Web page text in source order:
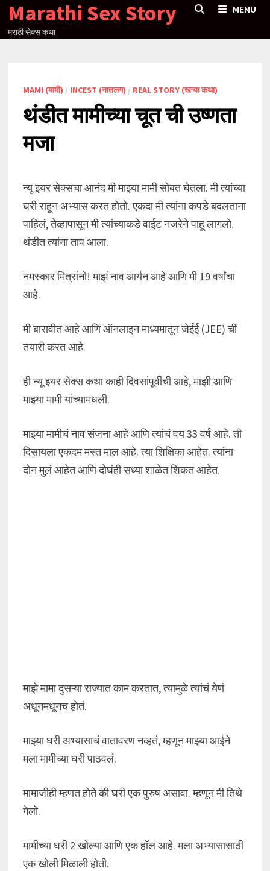
Skip
content
Marathi Sex Story
मराठी सेक्स कथा
MENU
MAMI (मामी) / INCEST (नातलग) / REAL STORY (खऱ्या कथा)
थंडीत मामीच्या चूत ची उष्णता
मजा
न्यू इयर सेक्सचा आनंद मी माझ्या मामी सोबत घेतला. मी त्यांच्या
घरी राहून अभ्यास करत होतो. एकदा मी त्यांना कपडे बदलताना
पाहिलं, तेव्हापासून मी त्यांच्याकडे वाईट नजरेने पाहू लागलो.
थंडीत त्यांना ताप आला.
नमस्कार मित्रांनो! माझं नाव आर्यन आहे आणि मी 19 वर्षांचा
आहे.
मी बारावीत आहे आणि ऑनलाइन माध्यमातून जेईई (JEE) ची
तयारी करत आहे.
ही न्यू इयर सेक्स कथा काही दिवसांपूर्वीची आहे, माझी आणि
माझ्या मामी यांच्यामधली.
माझ्या मामीचं नाव संजना आहे आणि त्यांचं वय 33 वर्ष आहे. ती
दिसायला एकदम मस्त माल आहे. त्या शिक्षिका आहेत. त्यांना
दोन मुलं आहेत आणि दोघंही सध्या शाळेत शिकत आहेत.
माझे मामा दुसऱ्या राज्यात काम करतात, त्यामुळे त्यांचं येणं
अधूनमधूनच होतं.
माझ्या घरी अभ्यासाचं वातावरण नव्हतं, म्हणून माझ्या आईने
मला मामीच्या घरी पाठवलं.
मामाजीही म्हणत होते की घरी एक पुरुष असावा. म्हणून मी तिथे
गेलो.
मामीच्या घरी 2 खोल्या आणि एक हॉल आहे. मला अभ्यासासाठी
एक खोली मिळाली होती.